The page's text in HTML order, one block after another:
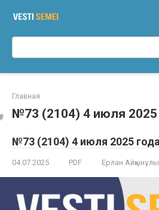
Главная
№73 (2104) 4 июля 2025
№73 (2104) 4 июля 2025
04.07.2025 PDF Ерлан Айқынұлы